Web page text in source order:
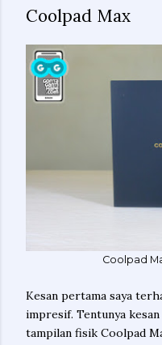
Coolpad Max
Coolpad
Kesan pertama saya
impresif. Tentunya
tampilan fisik Coolpad